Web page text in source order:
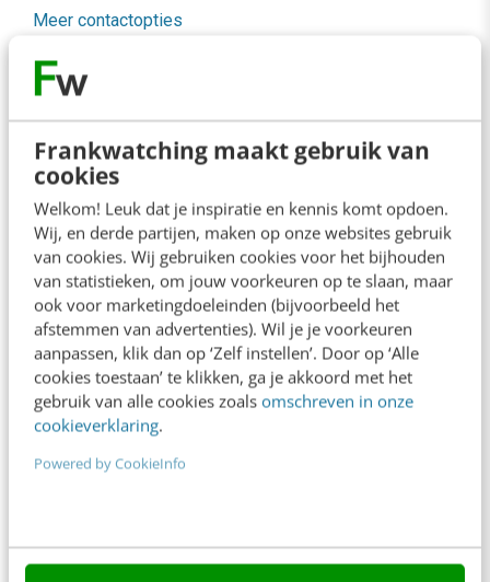
Frankwatching maakt gebruik van
cookies
Welkom! Leuk dat je inspiratie en kennis komt opdoen.
Wij, en derde partijen, maken op onze websites gebruik
van cookies. Wij gebruiken cookies voor het bijhouden
van statistieken, om jouw voorkeuren op te slaan, maar
ook voor marketingdoeleinden (bijvoorbeeld het
afstemmen van advertenties). Wil je je voorkeuren
aanpassen, klik dan op ‘Zelf instellen’. Door op ‘Alle
cookies toestaan’ te klikken, ga je akkoord met het
gebruik van alle cookies zoals omschreven in onze
cookieverklaring.
Powered by CookieInfo
Meer contactopties
Frankwatching
Adverteren
Contact
Nieuwsbrieven
Over ons
Ons team
Werken bij
Whitepapers
Klantcontact & CX